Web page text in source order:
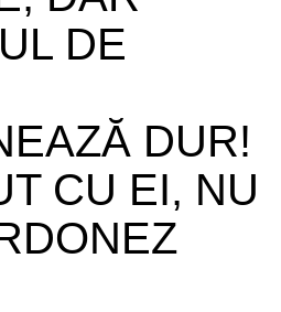
DE
DUR!
CU EI, NU